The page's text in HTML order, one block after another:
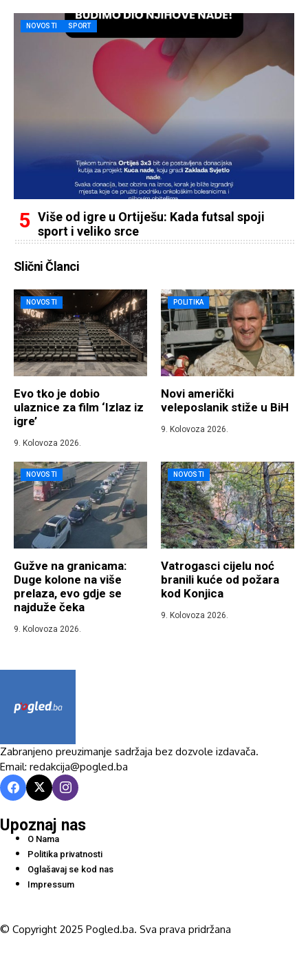
NOVOSTI SPORT
Više od igre u Ortiješu: Kada futsal spoji
sport i veliko srce
Slični Članci
NOVOSTI
Evo tko je dobio
ulaznice za film ‘Izlaz iz
igre’
9. Kolovoza 2026.
POLITIKA
Novi američki
veleposlanik stiže u BiH
9. Kolovoza 2026.
NOVOSTI
Gužve na granicama:
Duge kolone na više
prelaza, evo gdje se
najduže čeka
9. Kolovoza 2026.
NOVOSTI
Vatrogasci cijelu noć
branili kuće od požara
kod Konjica
9. Kolovoza 2026.
Zabranjeno preuzimanje sadržaja bez dozvole izdavača.
Email: redakcija@pogled.ba
Upoznaj nas
O Nama
Politika privatnosti
Oglašavaj se kod nas
Impressum
© Copyright 2025 Pogled.ba. Sva prava pridržana